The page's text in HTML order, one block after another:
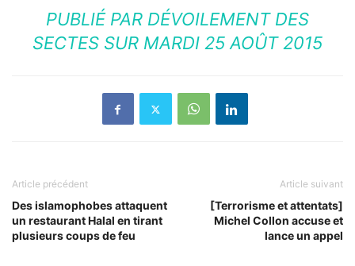
PUBLIÉ PAR DÉVOILEMENT DES
SECTES SUR MARDI 25 AOÛT 2015
Article précédent
Des islamophobes attaquent
un restaurant Halal en tirant
plusieurs coups de feu
Article suivant
[Terrorisme et attentats]
Michel Collon accuse et
lance un appel